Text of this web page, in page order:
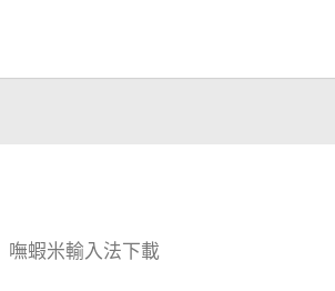
嘸蝦米輸入法下載